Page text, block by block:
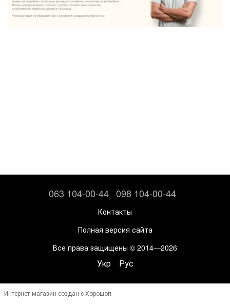
063 104-00-44 098 104-00-44
Контакты
Полная версия сайта
Все права защищены © 2014—2026
Укр Рус
Интернет-магазин создан с Хорошоп